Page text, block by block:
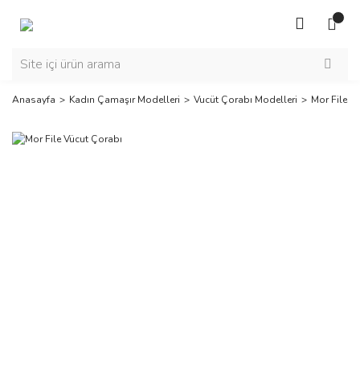
Anasayfa Kadın Çamaşır Modelleri Vucüt Çorabı Modelleri Mor File